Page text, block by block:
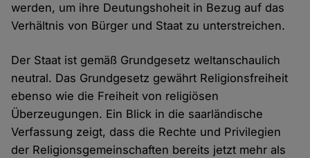
werden, um ihre Deutungshoheit in Bezug auf das
Verhältnis von Bürger und Staat zu unterstreichen.
Der Staat ist gemäß Grundgesetz weltanschaulich
neutral. Das Grundgesetz gewährt Religionsfreiheit
ebenso wie die Freiheit von religiösen
Überzeugungen. Ein Blick in die saarländische
Verfassung zeigt, dass die Rechte und Privilegien
der Religionsgemeinschaften bereits jetzt mehr als